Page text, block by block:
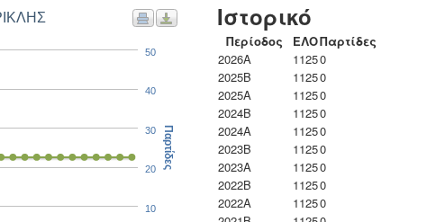
10
20
30
40
50
Παρτίδες
Ιστορικό
Περίοδος ΕΛΟΠαρτίδες
2026A
11250
2025B
11250
2025A
11250
2024B
11250
2024A
11250
2023B
11250
2023Α
11250
2022B
11250
2022A
11250